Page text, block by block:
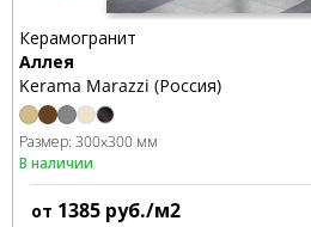
Керамогранит
Аллея
Kerama Marazzi (Россия)
Размер: 300x300 мм
В наличии
от 1385 руб./м2